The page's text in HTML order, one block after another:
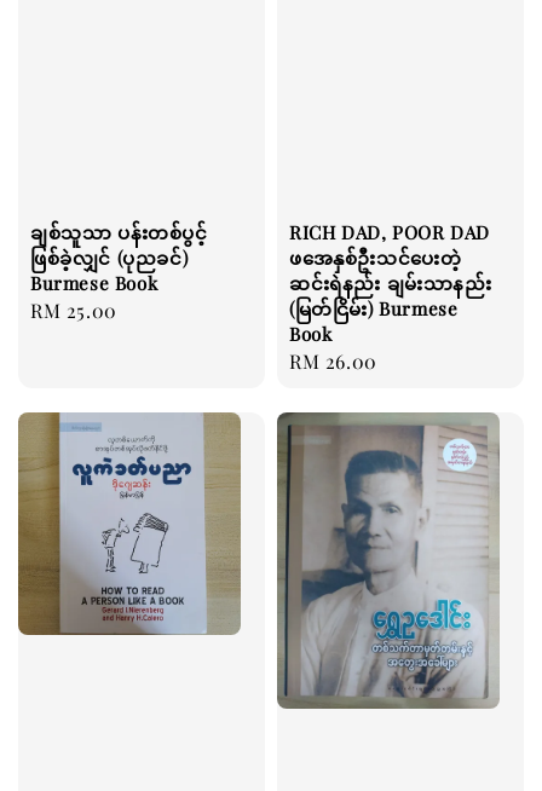
ချစ်သူသာ ပန်းတစ်ပွင့်
ဖြစ်ခဲ့လျှင် (ပုညခင်)
Burmese Book
Regular
RM 25.00
RICH DAD, POOR DAD
ဖအေနှစ်ဦးသင်ပေးတဲ့
ဆင်းရဲနည်း ချမ်းသာနည်း
(မြတ်ငြိမ်း) Burmese
Book
Regular
RM 26.00